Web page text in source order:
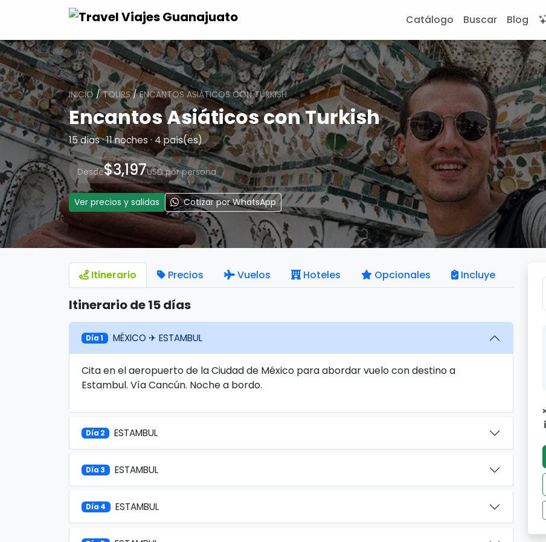
Catálogo Buscar Blog
INICIO /TOURS/ENCANTOS ASIÁTICOS CON TURKISH
Encantos Asiáticos con Turkish
15 días · 11 noches · 4 país(es)
Desde$3,197USD por persona
Ver precios y salidas Cotizar por WhatsApp
Itinerario Precios Vuelos Hoteles Opcionales Incluye
Itinerario de 15 días
Día 1 MÉXICO ✈ ESTAMBUL
Cita en el aeropuerto de la Ciudad de México para abordar vuelo con destino a
Estambul. Vía Cancún. Noche a bordo.
Día 2 ESTAMBUL
Día 3 ESTAMBUL
Día 4 ESTAMBUL